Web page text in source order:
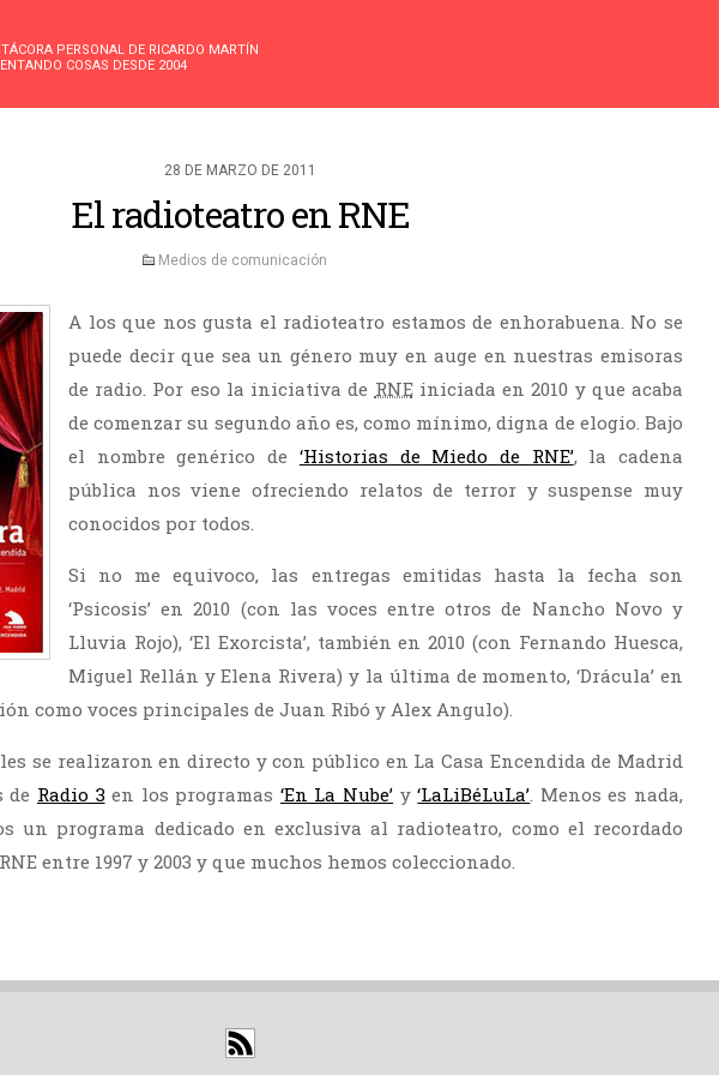
PERSONAL DE RICARDO MARTÍN
COSAS DESDE 2004
28 DE MARZO DE 2011
El radioteatro en RNE
Medios de comunicación
A los que nos gusta el radioteatro estamos de enhorabuena. No se
puede decir que sea un género muy en auge en nuestras emisoras
de radio. Por eso la iniciativa de RNEiniciada en 2010 y que acaba
de comenzar su segundo año es, como mínimo, digna de elogio. Bajo
el nombre genérico de ‘Historias de Miedo de RNE’, la cadena
pública nos viene ofreciendo relatos de terror y suspense muy
conocidos por todos.
Si no me equivoco, las entregas emitidas hasta la fecha son
‘Psicosis’ en 2010 (con las voces entre otros de Nancho Novo y
Lluvia Rojo), ‘El Exorcista’, también en 2010 (con Fernando Huesca,
Miguel Rellán y Elena Rivera) y la última de momento, ‘Drácula’ en
como voces principales de Juan Ribó y Alex Angulo).
se realizaron en directo y con público en La Casa Encendida de Madrid
de Radio 3 en los programas ‘En La Nube’ y‘LaLiBéLuLa’. Menos es nada,
un programa dedicado en exclusiva al radioteatro, como el recordado
entre 1997 y 2003 y que muchos hemos coleccionado.